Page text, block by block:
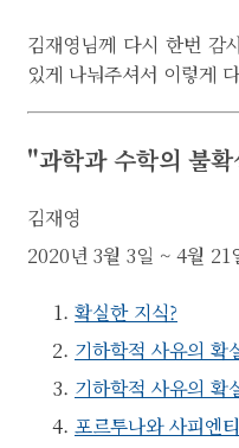
김재영님께 다시 한번 감
있게 나눠주셔서 이렇게
"과학과 수학의 불
김재영
2020년 3월 3일 ~ 4월 21
확실한 지식?
기하학적 사유의 확
기하학적 사유의 확
포르투나와 사피엔